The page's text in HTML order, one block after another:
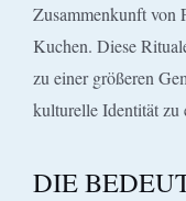
Zusammenkunft von
Kuchen. Diese
zu einer größeren
kulturelle Identität zu
DIE